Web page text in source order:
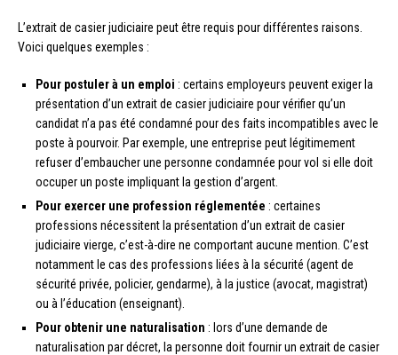
L’extrait de casier judiciaire peut être requis pour différentes raisons.
Voici quelques exemples :
Pour postuler à un emploi : certains employeurs peuvent exiger la
présentation d’un extrait de casier judiciaire pour vérifier qu’un
candidat n’a pas été condamné pour des faits incompatibles avec le
poste à pourvoir. Par exemple, une entreprise peut légitimement
refuser d’embaucher une personne condamnée pour vol si elle doit
occuper un poste impliquant la gestion d’argent.
Pour exercer une profession réglementée : certaines
professions nécessitent la présentation d’un extrait de casier
judiciaire vierge, c’est-à-dire ne comportant aucune mention. C’est
notamment le cas des professions liées à la sécurité (agent de
sécurité privée, policier, gendarme), à la justice (avocat, magistrat)
ou à l’éducation (enseignant).
Pour obtenir une naturalisation : lors d’une demande de
naturalisation par décret, la personne doit fournir un extrait de casier